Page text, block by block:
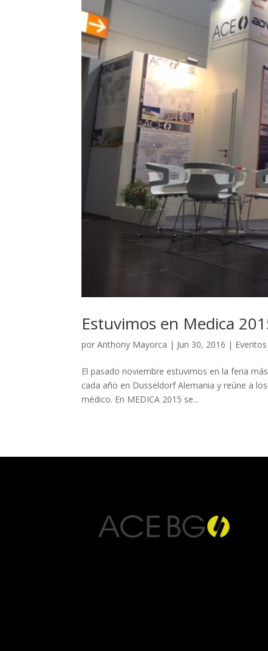
Estuvimos en Medica
porAnthony Mayorca | Jun 30, 2016 | Eventos
El pasado noviembre estuvimos en la feria
cada año en Dusseldorf Alemania y reúne a
médico. En MEDICA 2015 se...